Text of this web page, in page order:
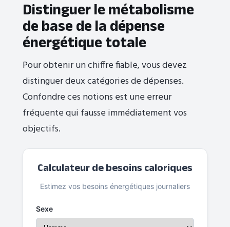
Distinguer le métabolisme
de base de la dépense
énergétique totale
Pour obtenir un chiffre fiable, vous devez
distinguer deux catégories de dépenses.
Confondre ces notions est une erreur
fréquente qui fausse immédiatement vos
objectifs.
Calculateur de besoins caloriques
Estimez vos besoins énergétiques journaliers
Sexe